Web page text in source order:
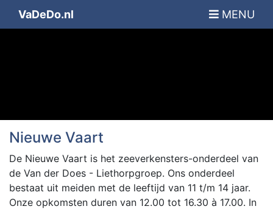
VaDeDo.nl MENU
Nieuwe Vaart
De Nieuwe Vaart is het zeeverkensters-onderdeel van
de Van der Does - Liethorpgroep. Ons onderdeel
bestaat uit meiden met de leeftijd van 11 t/m 14 jaar.
Onze opkomsten duren van 12.00 tot 16.30 à 17.00. In